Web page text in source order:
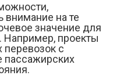
внимание на те
значение для
Например, проекты
с
пассажирских